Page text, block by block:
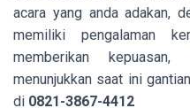
acara yang anda adakan,
memiliki pengalaman
memberikan
menunjukkan saat ini
di 0821-3867-4412